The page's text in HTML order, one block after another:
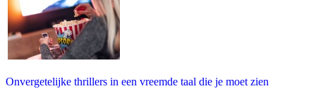
Onvergetelijke thrillers in een vreemde taal die je moet zien